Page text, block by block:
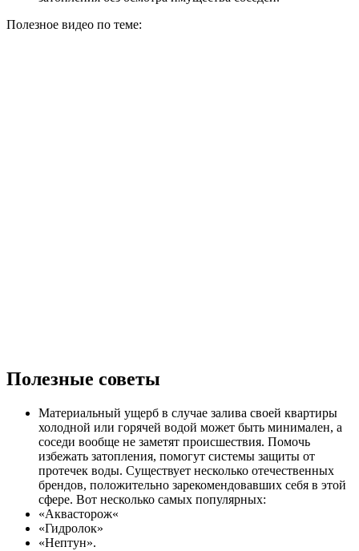
Полезное видео по теме:
Полезные советы
Материальный ущерб в случае залива своей квартиры
холодной или горячей водой может быть минимален, а
соседи вообще не заметят происшествия. Помочь
избежать затопления, помогут системы защиты от
протечек воды. Существует несколько отечественных
брендов, положительно зарекомендовавших себя в этой
сфере. Вот несколько самых популярных:
«Аквасторож«
«Гидролок»
«Нептун».